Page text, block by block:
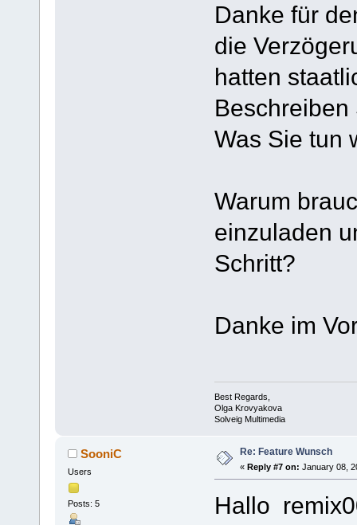
Danke für
die
hatten
Beschreiben
Was Sie tun
Warum
einzuladen
Schritt?
Danke im
Best Regards,
Olga Krovyakova
Solveig Multimedia
SooniC
Users
Posts: 5
Re: Feature Wunsch
« Reply #7 on: January 08,
Hallo